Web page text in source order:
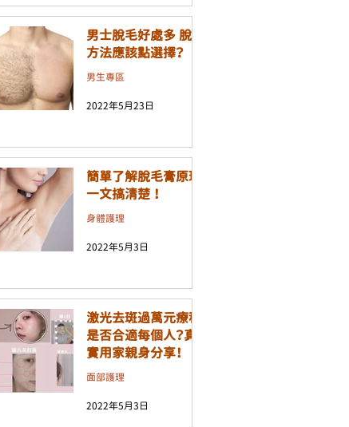
男士脫毛好處多 脫毛
方法應該點選擇？
男生專區
2022年5月23日
簡單了解脫毛膏原理
一文搞清楚 ！
身體護理
2022年5月3日
激光去斑過萬元療程
是否合適每個人？真
實用家親身分享！
面部護理
2022年5月3日